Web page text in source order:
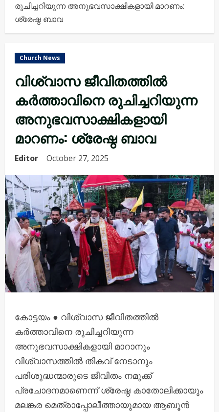
രുചിച്ചറിയുന്ന അനുഭവസാക്ഷികളായി മാറണം:
ശ്രേഷ്ഠ ബാവ
Church News
വിശ്വാസ ജീവിതത്തിൽ
കർത്താവിനെ രുചിച്ചറിയുന്ന
അനുഭവസാക്ഷികളായി
മാറണം: ശ്രേഷ്ഠ ബാവ
Editor October 27, 2025
കോട്ടയം ● വിശ്വാസ ജീവിതത്തിൽ
കർത്താവിനെ രുചിച്ചറിയുന്ന
അനുഭവസാക്ഷികളായി മാറാനും
വിശ്വാസത്തിൽ തികവ് നേടാനും
പരിശുദ്ധന്മാരുടെ ജീവിതം നമുക്ക്
പ്രചോദനമാണെന്ന് ശ്രേഷ്ഠ കാതോലിക്കായും
മലങ്കര മെത്രാപ്പോലീത്തായുമായ ആബൂൻ